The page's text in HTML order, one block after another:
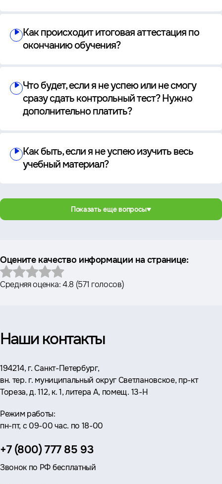
Как происходит итоговая аттестация по
окончанию обучения?
Что будет, если я не успею или не смогу
сразу сдать контрольный тест? Нужно
дополнительно платить?
Как быть, если я не успею изучить весь
учебный материал?
Показать еще вопросы
Оцените качество информации на странице:
Средняя оценка:4.8 (571 голосов)
Наши контакты
Адрес:
194214, г. Санкт-Петербург,
вн. тер. г. муниципальный округ Светлановское, пр-кт
Тореза, д. 112, к. 1, литера А, помещ. 13-Н
Режим работы:
пн-пт, с 09-00 час. по 18-00
Телефон:
+7 (800) 777 85 93
Звонок по РФ бесплатный